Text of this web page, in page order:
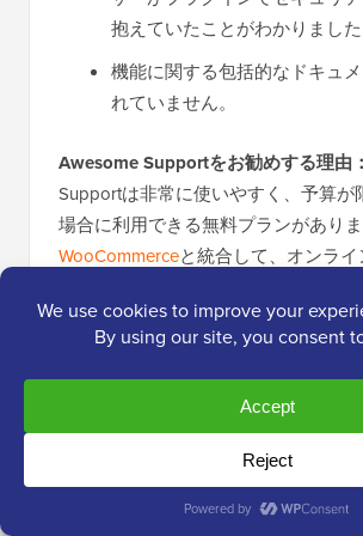
抱えていたことがわかりました
機能に関する包括的なドキュ
れていません。
Awesome Supportをお勧めする理由：
Supportは非常に使いやすく、予算が
場合に利用できる無料プランがありま
WooCommerceと統合して、オンラ
料金設定:Awesome Support のプラン
チケットとエージェントで年間 149